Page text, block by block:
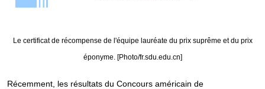
Le certificat de récompense de l'équipe lauréate du prix suprême et du prix
éponyme. [Photo/fr.sdu.edu.cn]
Récemment, les résultats du Concours américain de